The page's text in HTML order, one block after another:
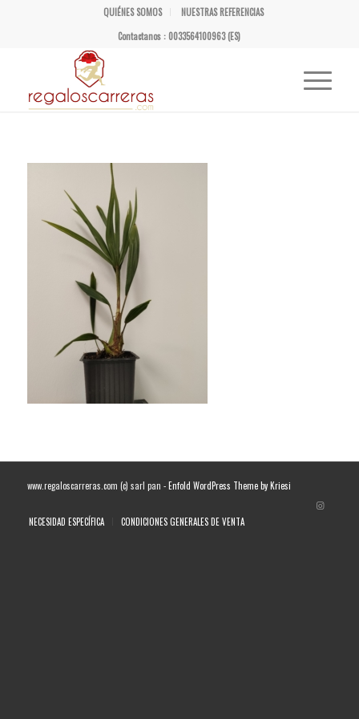
QUIÉNES SOMOS
NUESTRAS REFERENCIAS
Contactanos : 0033564100963 (ES)
www.regaloscarreras.com (c) sarl pan -Enfold WordPress Theme by Kriesi
NECESIDAD ESPECÍFICA CONDICIONES GENERALES DE VENTA